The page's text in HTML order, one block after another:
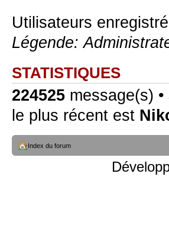
Utilisateurs
Légende:
STATISTIQUES
224525 message(s) •
le plus récent est
Index du forum